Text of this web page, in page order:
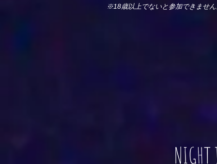
※18歳以上でないと参加できませ
NIGHT